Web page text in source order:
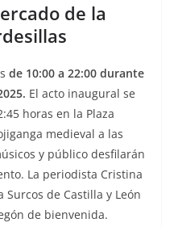
de la
de 10:00 a 22:00 durante
El acto inaugural se
horas en la Plaza
medieval a las
y público desfilarán
La periodista Cristina
de Castilla y León
de bienvenida.